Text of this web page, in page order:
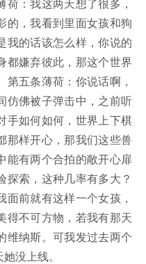
：我这两天想了很多，
的，我看到里面女孩和狗
我的话该怎么样，你说的
都嫌弃彼此，那这个世界
五条薄荷：你说话啊，
仿佛被子弹击中，之前听
手如何如何，世界上下棋
那样开心，那我们这些兽
能有两个合拍的敞开心扉
探索，这种几率有多大？
前就有这样一个女孩，
得不可方物，若我有那天
维纳斯。可我发过去两个
没上线。